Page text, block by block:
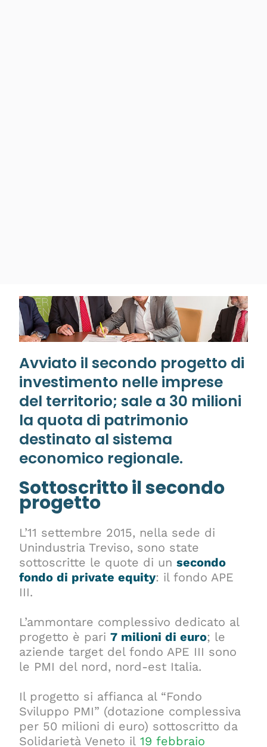
Avviato il secondo progetto di
investimento nelle imprese
del territorio; sale a 30 milioni
la quota di patrimonio
destinato al sistema
economico regionale.
Sottoscritto il secondo
progetto
L’11 settembre 2015, nella sede di
Unindustria Treviso, sono state
sottoscritte le quote di unsecondo
fondo di private equity: il fondo APE
III.
L’ammontare complessivo dedicato al
progetto è pari7 milioni di euro; le
aziende target del fondo APE III sono
le PMI del nord, nord-est Italia.
Il progetto si affianca al “Fondo
Sviluppo PMI” (dotazione complessiva
per 50 milioni di euro) sottoscritto da
Solidarietà Veneto il19 febbraio